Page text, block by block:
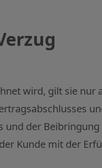
wird, gilt sie nur
und der Beibringung
Kunde mit der